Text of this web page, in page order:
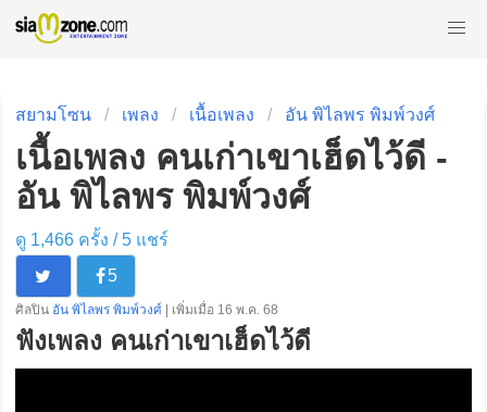
สยามโซน เพลง เนื้อเพลง อัน พิไลพร พิมพ์วงศ์
เนื้อเพลง คนเก่าเขาเฮ็ดไว้ดี -
อัน พิไลพร พิมพ์วงศ์
ดู 1,466 ครั้ง /5แชร์
5
ศิลปิน อัน พิไลพร พิมพ์วงศ์ | เพิ่มเมื่อ 16 พ.ค. 68
ฟังเพลง คนเก่าเขาเฮ็ดไว้ดี